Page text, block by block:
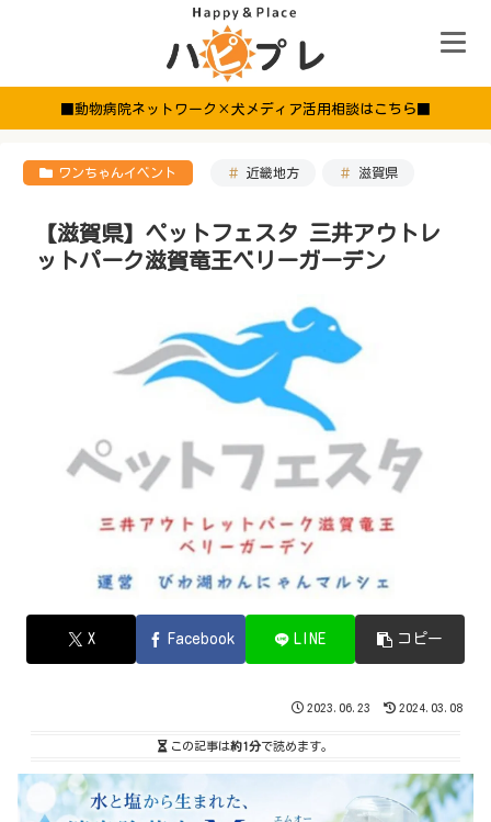
■動物病院ネットワーク×犬メディア活用相談はこちら■
ワンちゃんイベント 近畿地方 滋賀県
【滋賀県】ペットフェスタ 三井アウトレ
ットパーク滋賀竜王ベリーガーデン
X Facebook LINE コピー
2023.06.23 2024.03.08
この記事は約1分で読めます。